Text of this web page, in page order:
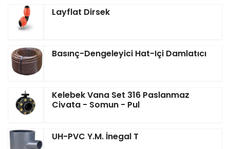
Layflat Dirsek
Basınç-Dengeleyici Hat-Içi Damlatıcı
Kelebek Vana Set 316 Paslanmaz
Civata - Somun - Pul
UH-PVC Y.M. İnegal T